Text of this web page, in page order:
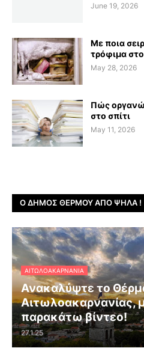
June 19, 2026
Με ποια
τρόφιμα
May 28, 2026
Πώς
στο σπίτι
May 11, 2026
Ο ΔΉΜΟΣ ΘΈΡΜΟΥ ΑΠΌ ΨΗΛΆ !
ΑΙΤΩΛΟΑΚΑΡΝΑΝΊΑ
Ανακαλύψτε το
Αιτωλοακαρνανίας,
παρακάτω βίντεο!
27.1.25